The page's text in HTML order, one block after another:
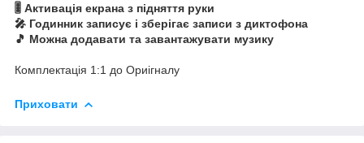
🎚️ Активація екрана з підняття руки
🎤 Годинник записує і зберігає записи з диктофона
🎵 Можна додавати та завантажувати музику
Комплектація 1:1 до Ориігналу
Приховати